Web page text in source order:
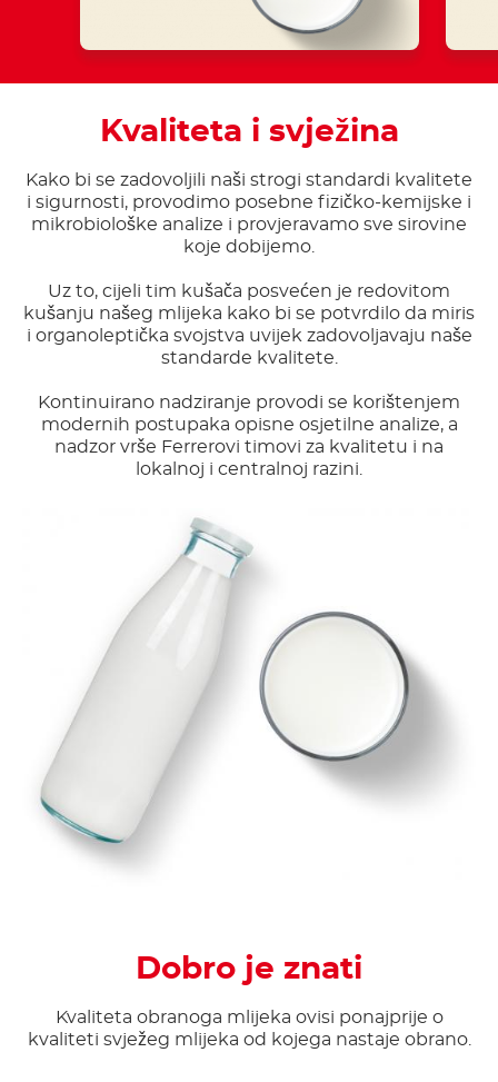
Kvaliteta i svježina
Kako bi se zadovoljili naši strogi standardi kvalitete
i sigurnosti, provodimo posebne fizičko-kemijske i
mikrobiološke analize i provjeravamo sve sirovine
koje dobijemo.
Uz to, cijeli tim kušača posvećen je redovitom
kušanju našeg mlijeka kako bi se potvrdilo da miris
i organoleptička svojstva uvijek zadovoljavaju naše
standarde kvalitete.
Kontinuirano nadziranje provodi se korištenjem
modernih postupaka opisne osjetilne analize, a
nadzor vrše Ferrerovi timovi za kvalitetu i na
lokalnoj i centralnoj razini.
Dobro je znati
Kvaliteta obranoga mlijeka ovisi ponajprije o
kvaliteti svježeg mlijeka od kojega nastaje obrano.